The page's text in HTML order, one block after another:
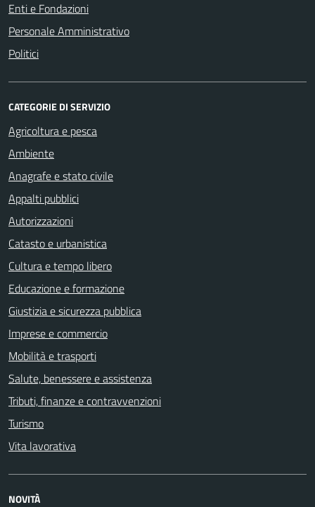
Enti e Fondazioni
Personale Amministrativo
Politici
CATEGORIE DI SERVIZIO
Agricoltura e pesca
Ambiente
Anagrafe e stato civile
Appalti pubblici
Autorizzazioni
Catasto e urbanistica
Cultura e tempo libero
Educazione e formazione
Giustizia e sicurezza pubblica
Imprese e commercio
Mobilità e trasporti
Salute, benessere e assistenza
Tributi, finanze e contravvenzioni
Turismo
Vita lavorativa
NOVITÀ